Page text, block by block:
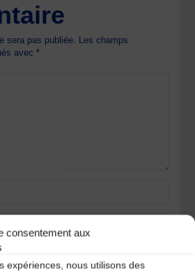
consentement aux
expériences, nous utilisons des
sera pas publiée. Les champs
avec*